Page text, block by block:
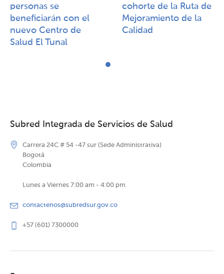
personas se
beneficiarán con el
nuevo Centro de
Salud El Tunal
cohorte de la Ruta de
Mejoramiento de la
Calidad​​
Subred Integrada de Servicios de Salud
Carrera 24C # 54 -47 sur (Sede Administrativa)
Bogotá
Colombia
Lunes a Viernes 7:00 am - 4:00 pm
contactenos@subredsur.gov.co
+57 (601) 7300000